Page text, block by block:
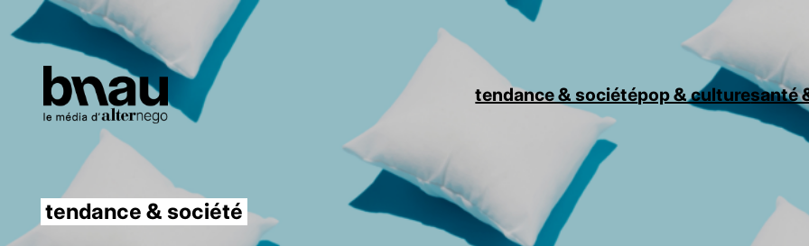
tendance & sociétépop & culturesanté
tendance & société